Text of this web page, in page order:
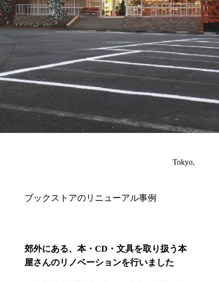
Tokyo
ブックストアのリニューアル事例
郊外にある、本・CD・文具を取り扱う本
屋さんのリノベーションを行いました